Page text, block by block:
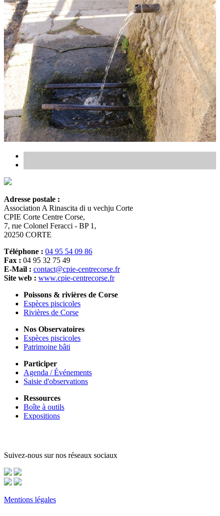
Adresse postale :
Association A Rinascita di u vechju Corte
CPIE Corte Centre Corse,
7, rue Colonel Feracci - BP 1,
20250 CORTE
Téléphone : 04 95 54 09 86
Fax : 04 95 32 75 49
E-Mail : contact@cpie-centrecorse.fr
Site web : www.cpie-centrecorse.fr
Poissons & rivières de Corse
Espèces piscicoles
Rivières de Corse
Nos Observatoires
Espèces piscicoles
Patrimoine bâti
Participer
Agenda / Événements
Saisie d'observations
Ressources
Boîte à outils
Expositions
Suivez-nous sur nos réseaux sociaux
Mentions légales